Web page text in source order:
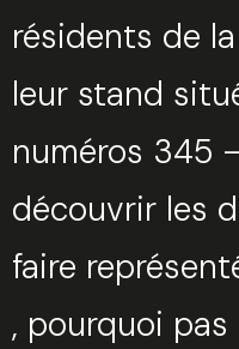
résidents de
leur stand
numéros 345
découvrir les
faire
, pourquoi